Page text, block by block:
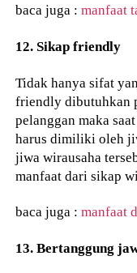
baca juga :manfaat
12. Sikap friendly
Tidak hanya sifat
friendly dibutuhkan
pelanggan maka
harus dimiliki oleh
jiwa wirausaha
manfaat dari sikap
baca juga :manfaat
13. Bertanggung